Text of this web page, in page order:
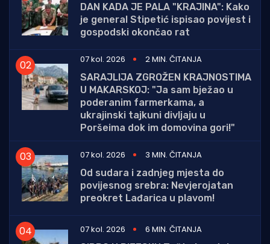
DAN KADA JE PALA "KRAJINA": Kako
je general Stipetić ispisao povijest i
gospodski okončao rat
07 kol. 2026
2 MIN. ČITANJA
SARAJLIJA ZGROŽEN KRAJNOSTIMA
U MAKARSKOJ: "Ja sam bježao u
poderanim farmerkama, a
ukrajinski tajkuni divljaju u
Poršeima dok im domovina gori!"
07 kol. 2026
3 MIN. ČITANJA
Od sudara i zadnjeg mjesta do
povijesnog srebra: Nevjerojatan
preokret Lađarica u plavom!
07 kol. 2026
6 MIN. ČITANJA